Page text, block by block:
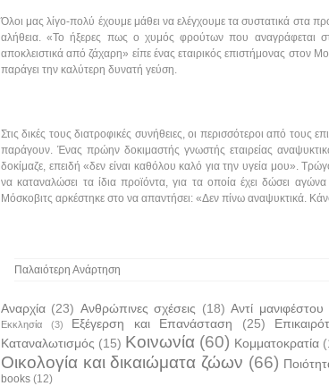
Όλοι μας λίγο-πολύ έχουμε μάθει να ελέγχουμε τα συστατικά στα
αλήθεια. «Το ήξερες πως ο χυμός φρούτων που αναγράφεται
αποκλειστικά από ζάχαρη» είπε ένας εταιρικός επιστήμονας στον
παράγει την καλύτερη δυνατή γεύση.
Στις δικές τους διατροφικές συνήθειες, οι περισσότεροι από τους
παράγουν. Ένας πρώην δοκιμαστής γνωστής εταιρείας
δοκίμαζε, επειδή «δεν είναι καθόλου καλό για την υγεία μου».
να καταναλώσει τα ίδια προϊόντα, για τα οποία έχει δώσει
Μόσκοβιτς αρκέστηκε στο να απαντήσει: «Δεν πίνω αναψυκτικά.
Παλαιότερη Ανάρτηση
Αναρχία (23) Ανθρώπινες σχέσεις (18) Αντί μανιφέστου
Εκκλησία (3) Εξέγερση και Επανάσταση (25)
Καταναλωτισμός (15) Κοινωνία (60) Κομματοκρατία
Οικολογία και δικαιώματα ζώων (66)
books (12)